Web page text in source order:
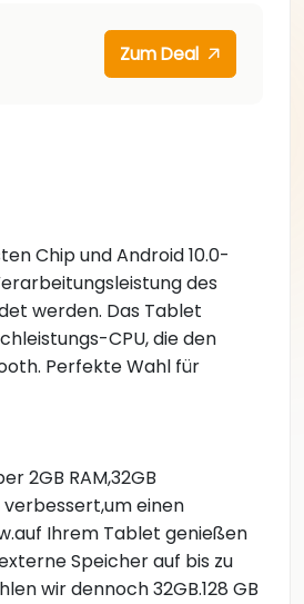
Zum Deal
Chip und Android 10.0-
des
werden. Das Tablet
CPU, die den
Perfekte Wahl für
2GB RAM,32GB
verbessert,um einen
Ihrem Tablet genießen
Speicher auf bis zu
wir dennoch 32GB.128 GB